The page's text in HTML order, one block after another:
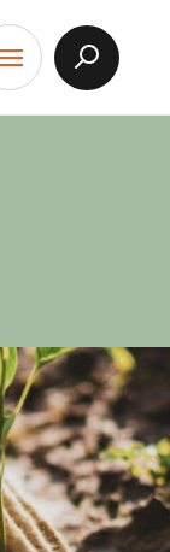
Menu
Afficher